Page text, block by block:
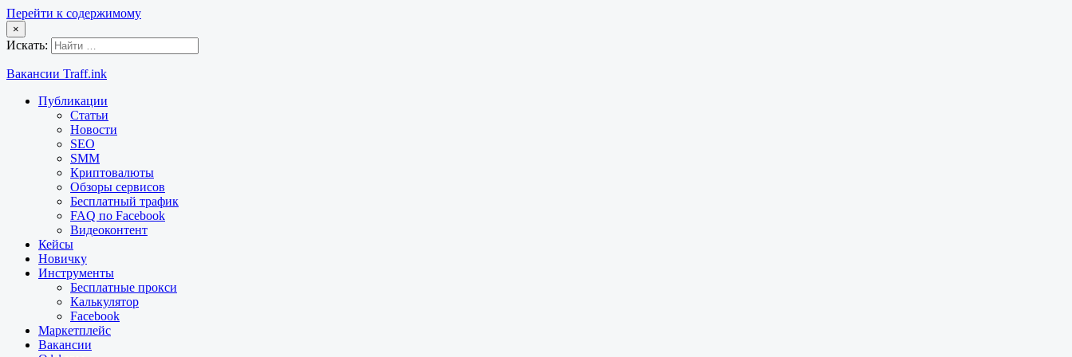
Перейти к содержимому
×
Искать:
Вакансии Traff.ink
Публикации
Статьи
Новости
SEO
SMM
Криптовалюты
Обзоры сервисов
Бесплатный трафик
FAQ по Facebook
Видеоконтент
Кейсы
Новичку
Инструменты
Бесплатные прокси
Калькулятор
Facebook
Маркетплейс
Вакансии